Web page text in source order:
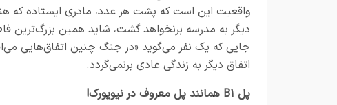
واقعیت این است که پشت هر عدد، مادری ایستاده که
دیگر به مدرسه برنخواهد گشت، شاید همین
جایی که یک نفر می‌گوید «در جنگ چنین اتفاق‌هایی
اتفاق دیگر به زندگی عادی برنمی‌گردد.
پل B۱ همانند پل معروف در نیویورک!